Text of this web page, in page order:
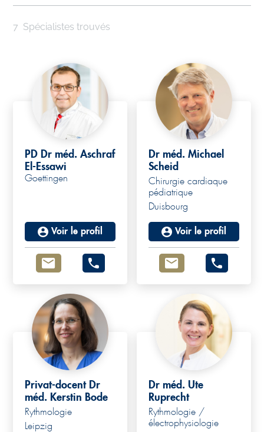
7 Spécialistes trouvés
PD Dr méd. Aschraf
El-Essawi
Goettingen
Voir le profil
Dr méd. Michael
Scheid
Chirurgie cardiaque
pédiatrique
Duisbourg
Voir le profil
Privat-docent Dr
méd. Kerstin Bode
Rythmologie
Leipzig
Dr méd. Ute
Ruprecht
Rythmologie /
électrophysiologie